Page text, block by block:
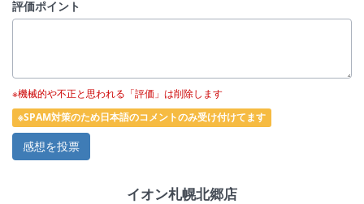
評価ポイント
※機械的や不正と思われる「評価」は削除します
※SPAM対策のため日本語のコメントのみ受け付けてます
イオン札幌北郷店